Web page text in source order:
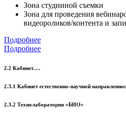
Зона студииной съемки
Зона для проведения
видеороликов/контента и
Подробнее
Подробнее
2.2 Кабинет….
2.3.1 Кабинет естественно-научной
2.3.2 Технолаборатория «БИО»